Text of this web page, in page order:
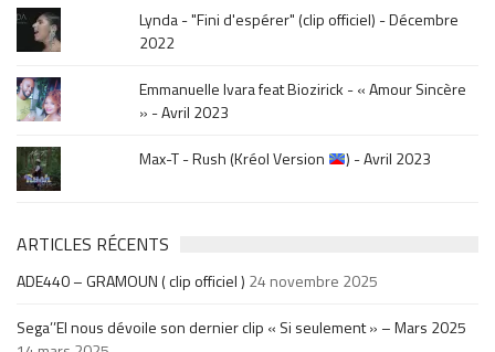
Lynda - "Fini d'espérer" (clip officiel) - Décembre
2022
Emmanuelle Ivara feat Biozirick - « Amour Sincère
» - Avril 2023
Max-T - Rush (Kréol Version
) - Avril 2023
ARTICLES RÉCENTS
ADE440 – GRAMOUN ( clip officiel ) 24 novembre 2025
Sega’’El nous dévoile son dernier clip « Si seulement » – Mars 2025